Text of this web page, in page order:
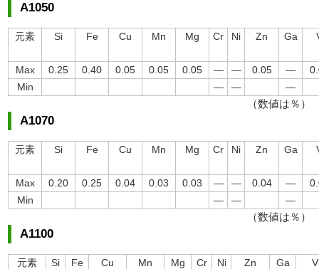
A1050
元素 Si Fe Cu Mn Mg Cr Ni Zn Ga
Max 0.25 0.40 0.05 0.05 0.05 ― ― 0.05 ―
Min
― ― ―
（数値は％）
A1070
元素 Si Fe Cu Mn Mg Cr Ni Zn Ga
Max 0.20 0.25 0.04 0.03 0.03 ― ― 0.04 ―
Min
― ― ―
（数値は％）
A1100
元素 Si Fe Cu Mn Mg Cr Ni Zn Ga V